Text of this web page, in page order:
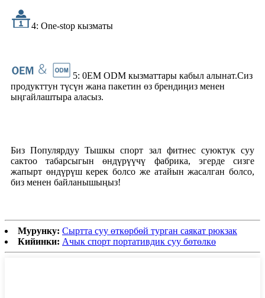
4: One-stop кызматы
5: 0EM ODM кызматтары кабыл алынат.Сиз
продукттун түсүн жана пакетин өз брендиңиз менен
ыңгайлаштыра аласыз.
Биз Популярдуу Тышкы спорт зал фитнес суюктук суу
сактоо табарсыгын өндүрүүчү фабрика, эгерде сизге
жапырт өндүрүш керек болсо же атайын жасалган болсо,
биз менен байланышыңыз!
Мурунку: Сыртта суу өткөрбөй турган саякат рюкзак
Кийинки: Ачык спорт портативдик суу бөтөлкө